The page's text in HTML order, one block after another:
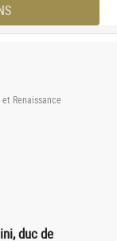
Renaissance
duc de